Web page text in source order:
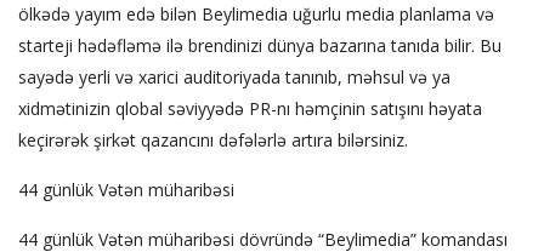
ölkədə yayım edə bilən Beylimedia uğurlu media planlama və
starteji hədəfləmə ilə brendinizi dünya bazarına tanıda bilir. Bu
sayədə yerli və xarici auditoriyada tanınıb, məhsul və ya
xidmətinizin qlobal səviyyədə PR-nı həmçinin satışını həyata
keçirərək şirkət qazancını dəfələrlə artıra bilərsiniz.
44 günlük Vətən müharibəsi
44 günlük Vətən müharibəsi dövründə “Beylimedia” komandası